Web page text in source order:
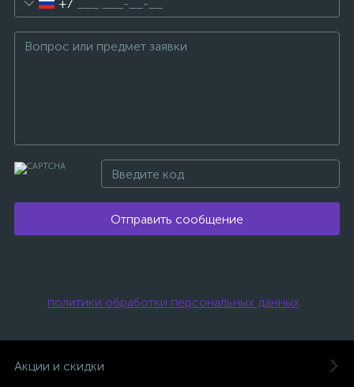
+7
Отправить сообщение
политики обработки персональных данных
Акции и скидки